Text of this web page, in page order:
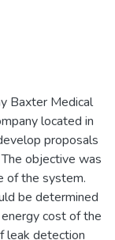
Baxter Medical
located in
proposals
objective was
of the system.
be determined
cost of the
leak detection